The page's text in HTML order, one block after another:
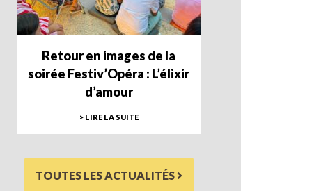
Retour en images de la
soirée Festiv’Opéra : L’élixir
d’amour
> LIRE LA SUITE
TOUTES LES ACTUALITÉS